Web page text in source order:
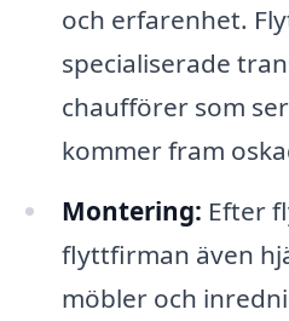
och erfarenhet.
specialiserade
chaufförer som
kommer fram
Montering: Efter
flyttfirman även
möbler och